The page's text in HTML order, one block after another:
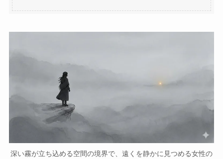
深い霧が立ち込める空間の境界で、遠くを静かに見つめる女性の